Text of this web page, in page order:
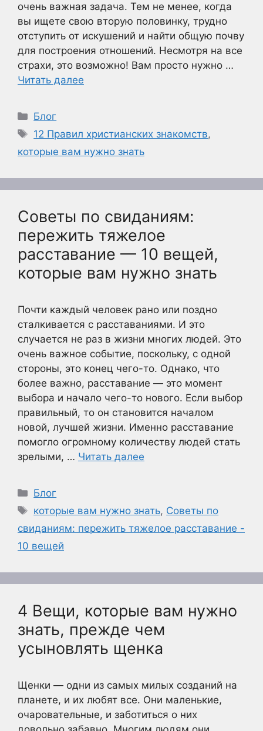
очень важная задача. Тем не менее, когда
вы ищете свою вторую половинку, трудно
отступить от искушений и найти общую почву
для построения отношений. Несмотря на все
страхи, это возможно! Вам просто нужно …
Читать далее
Рубрики
Блог
Метки
12 Правил христианских знакомств,
которые вам нужно знать
Советы по свиданиям:
пережить тяжелое
расставание — 10 вещей,
которые вам нужно знать
Почти каждый человек рано или поздно
сталкивается с расставаниями. И это
случается не раз в жизни многих людей. Это
очень важное событие, поскольку, с одной
стороны, это конец чего-то. Однако, что
более важно, расставание — это момент
выбора и начало чего-то нового. Если выбор
правильный, то он становится началом
новой, лучшей жизни. Именно расставание
помогло огромному количеству людей стать
зрелыми, … Читать далее
Рубрики
Блог
Метки
которые вам нужно знать, Советы по
свиданиям: пережить тяжелое расставание -
10 вещей
4 Вещи, которые вам нужно
знать, прежде чем
усыновлять щенка
Щенки — одни из самых милых созданий на
планете, и их любят все. Они маленькие,
очаровательные, и заботиться о них